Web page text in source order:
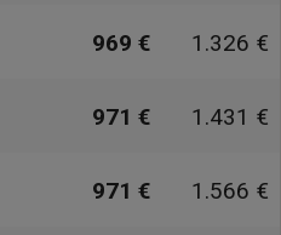
969 € 1.326 €
971 € 1.431 €
971 € 1.566 €